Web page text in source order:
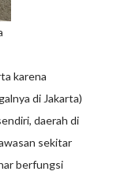
karena
di Jakarta)
daerah di
sekitar
berfungsi